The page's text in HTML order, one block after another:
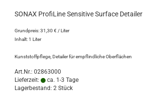
SONAX ProfiLine Sensitive Surface Detailer
Grundpreis: 31,30 € / Liter
Inhalt: 1 Liter
Kunststoffpflege, Detailer für empflindliche Oberflächen
Art.Nr.: 02863000
Lieferzeit:
ca. 1-3 Tage
Lagerbestand: 2 Stück